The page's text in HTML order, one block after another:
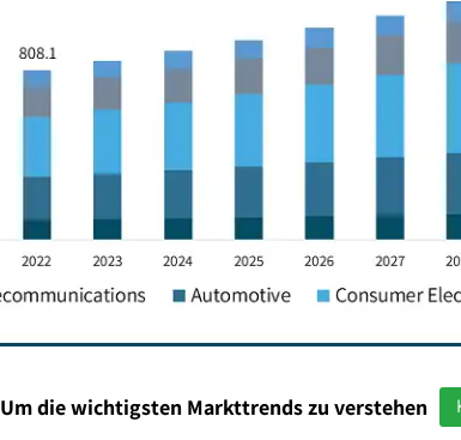
Um die wichtigsten Markttrends zu verstehen